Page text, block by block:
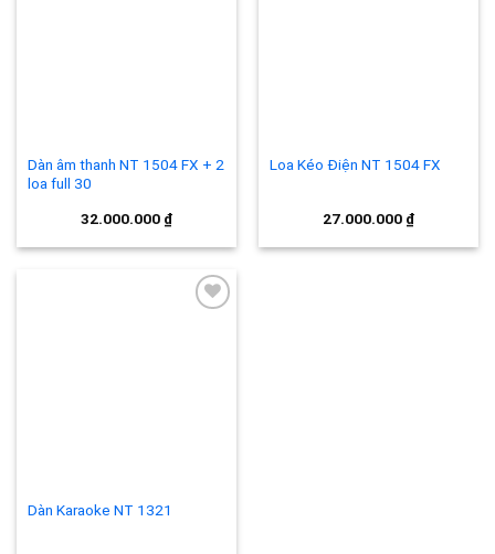
Dàn âm thanh NT 1504 FX + 2
loa full 30
32.000.000 ₫
Loa Kéo Điện NT 1504 FX
27.000.000 ₫
Dàn Karaoke NT 1321